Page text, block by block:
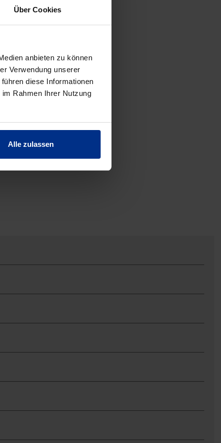
Über Cookies
anbieten zu können
Verwendung unserer
diese Informationen
Rahmen Ihrer Nutzung
Alle zulassen